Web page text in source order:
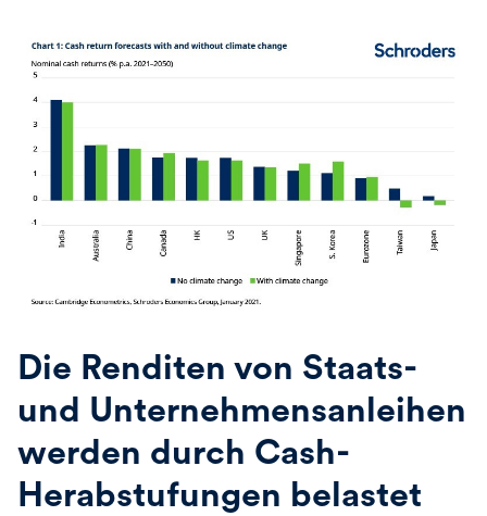
Die Renditen von Staats-
und Unternehmensanleihen
werden durch Cash-
Herabstufungen belastet